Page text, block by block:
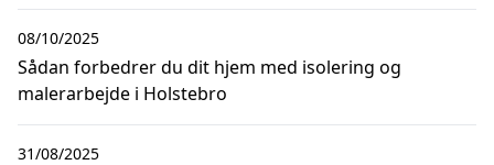
Sådan forbedrer du dit hjem med isolering og
malerarbejde i Holstebro
08/10/2025
31/08/2025